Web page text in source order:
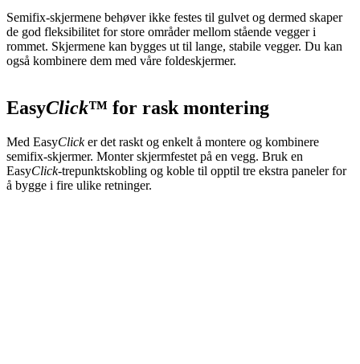
Semifix-skjermene behøver ikke festes til gulvet og dermed skaper
de god fleksibilitet for store områder mellom stående vegger i
rommet. Skjermene kan bygges ut til lange, stabile vegger. Du kan
også kombinere dem med våre foldeskjermer.
EasyClick™ for rask montering
Med EasyClicker det raskt og enkelt å montere og kombinere
semifix-skjermer. Monter skjermfestet på en vegg. Bruk en
EasyClick-trepunktskobling og koble til opptil tre ekstra paneler for
å bygge i fire ulike retninger.